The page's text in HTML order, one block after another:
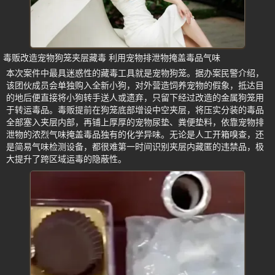
毒贩改造宠物狗笼夹层藏毒 利用宠物排泄物掩盖毒品气味
本次案件中最具迷惑性的藏毒工具就是宠物狗笼。据办案民警介绍，
该团伙成员会单独购入全新小狗，对外营造饲养宠物的假象，抵达目
的地后便直接将小狗转手送人或遗弃，只留下经过改造的金属狗笼用
于转运毒品。毒贩提前在狗笼底部增设中空夹层，将压实分装的毒品
全部塞入夹层内部，再铺上厚厚的宠物尿垫、粪便垫料，依靠宠物排
泄物的浓烈气味掩盖毒品独有的化学异味。无论是人工开箱嗅查，还
是简易气味检测设备，都很难第一时间识别夹层内藏匿的违禁品，极
大提升了跨区域运毒的隐蔽性。